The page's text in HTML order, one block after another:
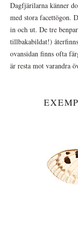
Dagfjärilarna känner
med stora facettögon.
in och ut. De tre
tillbakabildat!)
ovansidan finns ofta
är resta mot varandra